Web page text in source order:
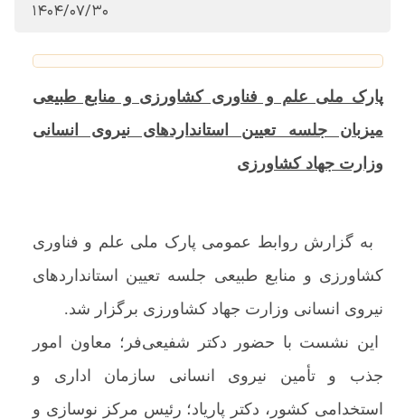
1404/07/30
پارک ملی علم و فناوری کشاورزی و منابع طبیعی
میزبان جلسه تعیین استانداردهای نیروی انسانی
وزارت جهاد کشاورزی
به گزارش روابط عمومی پارک ملی علم و فناوری
کشاورزی و منابع طبیعی جلسه تعیین استانداردهای
نیروی انسانی وزارت جهاد کشاورزی برگزار شد.
این نشست با حضور دکتر شفیعی‌فر؛ معاون امور
جذب و تأمین نیروی انسانی سازمان اداری و
استخدامی کشور، دکتر پاریاد؛ رئیس مرکز نوسازی و